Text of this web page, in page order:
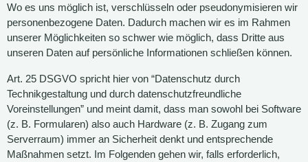
Wo es uns möglich ist, verschlüsseln oder pseudonymisieren wir
personenbezogene Daten. Dadurch machen wir es im Rahmen
unserer Möglichkeiten so schwer wie möglich, dass Dritte aus
unseren Daten auf persönliche Informationen schließen können.
Art. 25 DSGVO spricht hier von “Datenschutz durch
Technikgestaltung und durch datenschutzfreundliche
Voreinstellungen” und meint damit, dass man sowohl bei Software
(z. B. Formularen) also auch Hardware (z. B. Zugang zum
Serverraum) immer an Sicherheit denkt und entsprechende
Maßnahmen setzt. Im Folgenden gehen wir, falls erforderlich,